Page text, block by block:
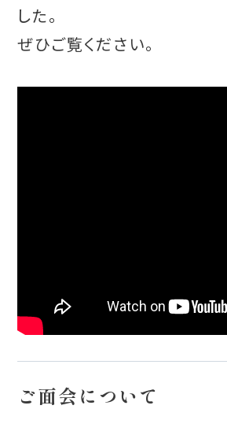
した。
ぜひご覧ください。
ご面会について